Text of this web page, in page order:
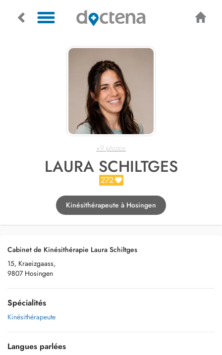
+9 photos
LAURA SCHILTGES
272
Kinésithérapeute à Hosingen
Cabinet de Kinésithérapie Laura Schiltges
15, Kraeizgaass,
9807 Hosingen
Spécialités
Kinésithérapeute
Langues parlées